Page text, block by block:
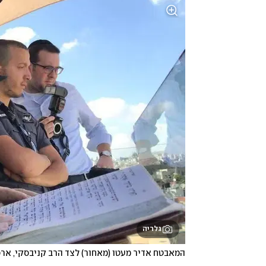
גלריה
המאבטח אדיר מעטו (מאחור) לצד הרב קניבסקי,